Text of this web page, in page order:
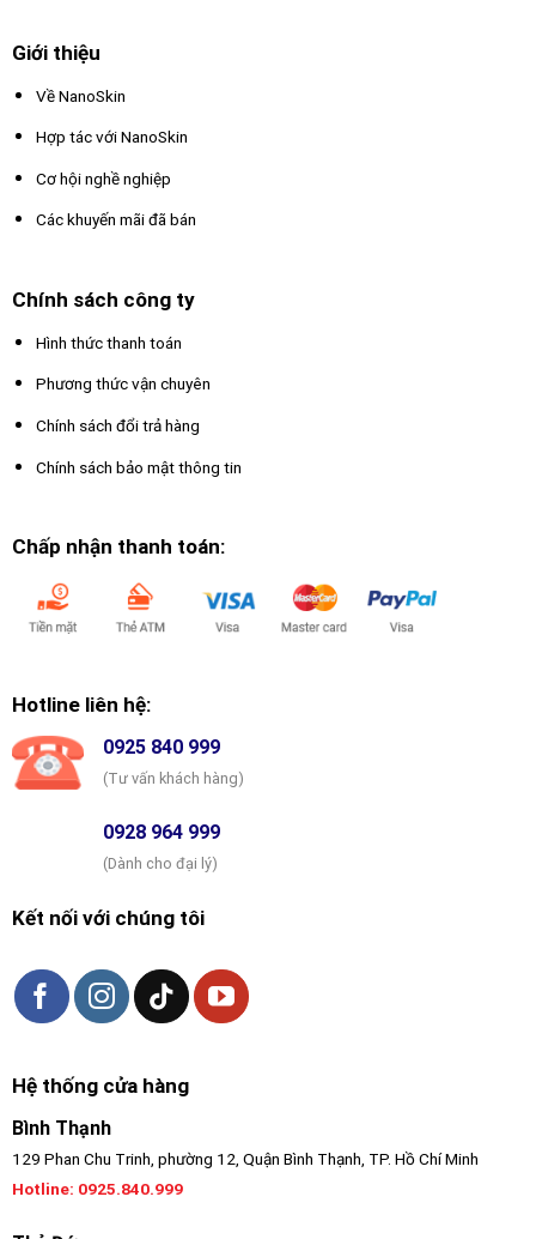
Giới thiệu
Về NanoSkin
Hợp tác với NanoSkin
Cơ hội nghề nghiệp
Các khuyến mãi đã bán
Chính sách công ty
Hình thức thanh toán
Phương thức vận chuyên
Chính sách đổi trả hàng
Chính sách bảo mật thông tin
Chấp nhận thanh toán:
Hotline liên hệ:
0925 840 999
(Tư vấn khách hàng)
0928 964 999
(Dành cho đại lý)
Kết nối với chúng tôi
Hệ thống cửa hàng
Bình Thạnh
129 Phan Chu Trinh, phường 12, Quận Bình Thạnh, TP. Hồ Chí Minh
Hotline: 0925.840.999